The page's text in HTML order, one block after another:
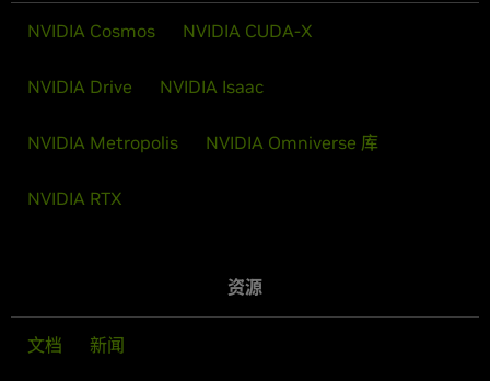
NVIDIA Cosmos NVIDIA CUDA-X
NVIDIA Drive NVIDIA Isaac
NVIDIA Metropolis NVIDIA Omniverse 库
NVIDIA RTX
资源
文档 新闻